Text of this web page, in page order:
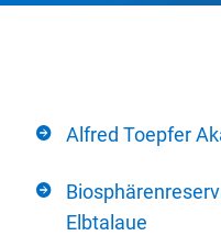
Alfred Toepfer
Elbtalaue